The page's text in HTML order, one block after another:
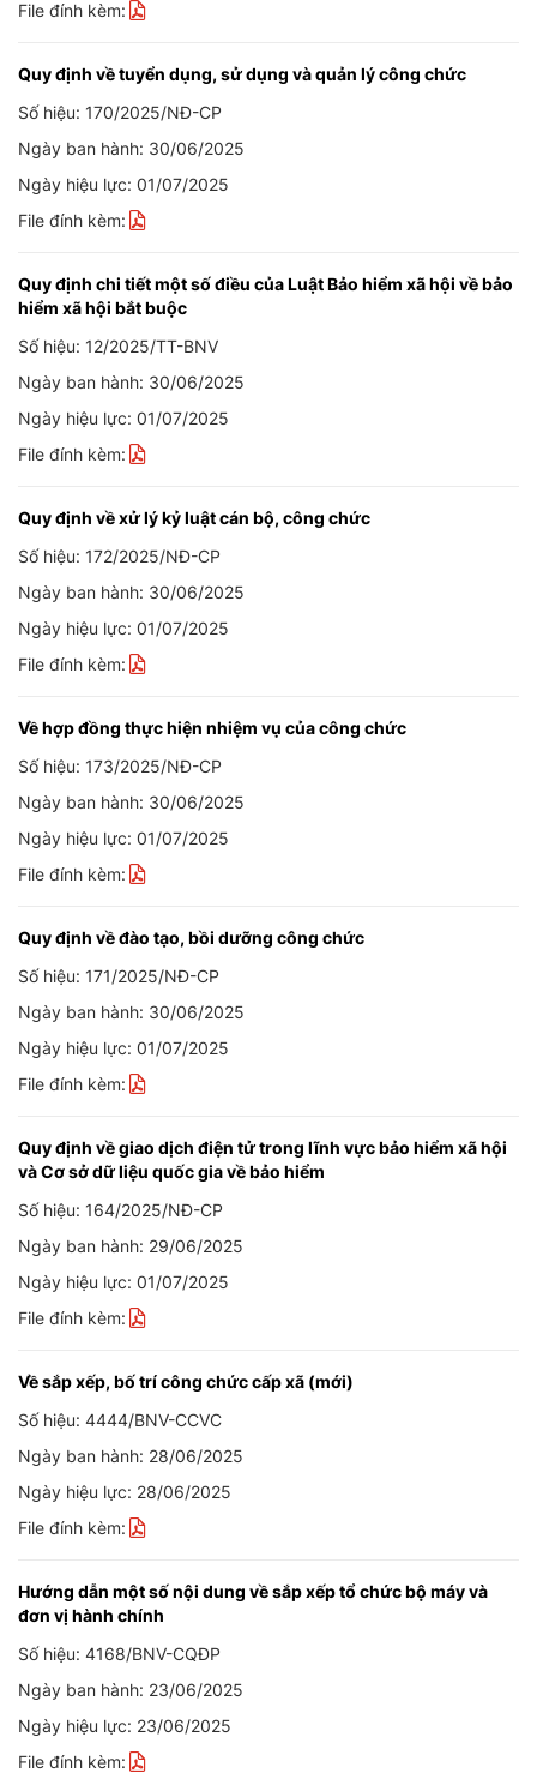
File đính kèm:
Quy định về tuyển dụng, sử dụng và quản lý công chức
Số hiệu: 170/2025/NĐ-CP
Ngày ban hành: 30/06/2025
Ngày hiệu lực: 01/07/2025
File đính kèm:
Quy định chi tiết một số điều của Luật Bảo hiểm xã hội về bảo
hiểm xã hội bắt buộc
Số hiệu: 12/2025/TT-BNV
Ngày ban hành: 30/06/2025
Ngày hiệu lực: 01/07/2025
File đính kèm:
Quy định về xử lý kỷ luật cán bộ, công chức
Số hiệu: 172/2025/NĐ-CP
Ngày ban hành: 30/06/2025
Ngày hiệu lực: 01/07/2025
File đính kèm:
Về hợp đồng thực hiện nhiệm vụ của công chức
Số hiệu: 173/2025/NĐ-CP
Ngày ban hành: 30/06/2025
Ngày hiệu lực: 01/07/2025
File đính kèm:
Quy định về đào tạo, bồi dưỡng công chức
Số hiệu: 171/2025/NĐ-CP
Ngày ban hành: 30/06/2025
Ngày hiệu lực: 01/07/2025
File đính kèm:
Quy định về giao dịch điện tử trong lĩnh vực bảo hiểm xã hội
và Cơ sở dữ liệu quốc gia về bảo hiểm
Số hiệu: 164/2025/NĐ-CP
Ngày ban hành: 29/06/2025
Ngày hiệu lực: 01/07/2025
File đính kèm:
Về sắp xếp, bố trí công chức cấp xã (mới)
Số hiệu: 4444/BNV-CCVC
Ngày ban hành: 28/06/2025
Ngày hiệu lực: 28/06/2025
File đính kèm:
Hướng dẫn một số nội dung về sắp xếp tổ chức bộ máy và
đơn vị hành chính
Số hiệu: 4168/BNV-CQĐP
Ngày ban hành: 23/06/2025
Ngày hiệu lực: 23/06/2025
File đính kèm: